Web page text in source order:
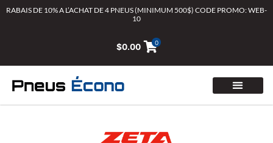
AllerRABAIS DE 10% A L’ACHAT DE 4 PNEUS (MINIMUM 500$) CODE PROMO: WEB-
10
$0.00 0